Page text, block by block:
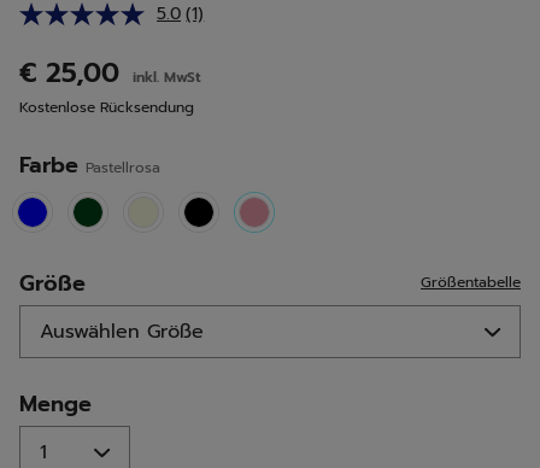
5.0 Bewertung
auf
derselben
Seite.
(1)
€ 25,00
inkl. MwSt
Kostenlose Rücksendung
Farbe Pastellrosa
selected
Größe Größentabelle
Menge